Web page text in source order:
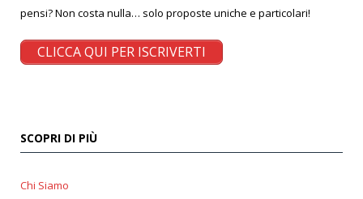
pensi? Non costa nulla… solo proposte uniche e particolari!
CLICCA QUI PER ISCRIVERTI
SCOPRI DI PIÙ
Chi Siamo